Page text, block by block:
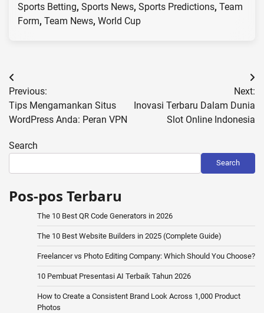
Sports Betting, Sports News, Sports Predictions, Team
Form, Team News, World Cup
Post
navigation
Previous:
Tips Mengamankan Situs
WordPress Anda: Peran VPN
Next:
Inovasi Terbaru Dalam Dunia
Slot Online Indonesia
Search
Search
Pos-pos Terbaru
The 10 Best QR Code Generators in 2026
The 10 Best Website Builders in 2025 (Complete Guide)
Freelancer vs Photo Editing Company: Which Should You Choose?
10 Pembuat Presentasi AI Terbaik Tahun 2026
How to Create a Consistent Brand Look Across 1,000 Product
Photos